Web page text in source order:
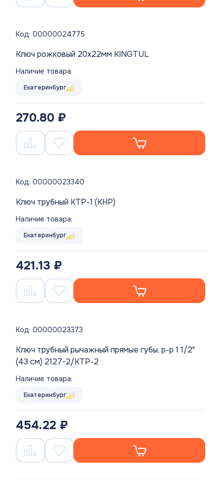
Код: 00000024775
Ключ рожковый 20х22мм KINGTUL
Наличие товара:
Екатеринбург
270.80 ₽
Код: 00000023340
Ключ трубный КТР-1 (КНР)
Наличие товара:
Екатеринбург
421.13 ₽
Код: 00000023373
Ключ трубный рычажный прямые губы, р-р 1 1/2"
(43 см) 2127-2/КТР-2
Наличие товара:
Екатеринбург
454.22 ₽